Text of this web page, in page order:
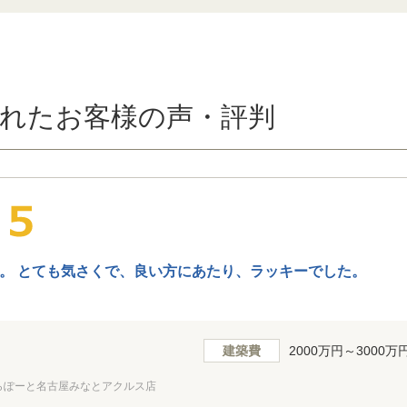
たお客様の声・評判
とても気さくで、良い方にあたり、ラッキーでした。
建築費 2000万円～3000万
ーと名古屋みなとアクルス店